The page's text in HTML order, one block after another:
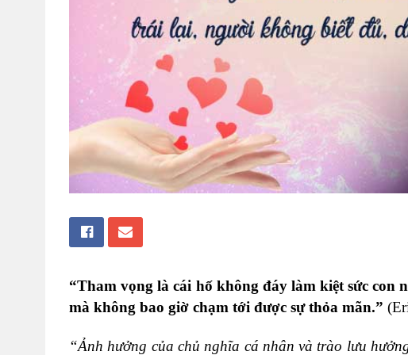
“Tham vọng là cái hố không đáy làm kiệt sức
mà không bao giờ chạm tới được sự thỏa mãn.”
“Ảnh hưởng của chủ nghĩa cá nhân và trào lưu